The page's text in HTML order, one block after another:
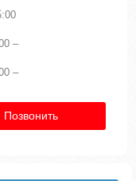
–
–
Позвонить